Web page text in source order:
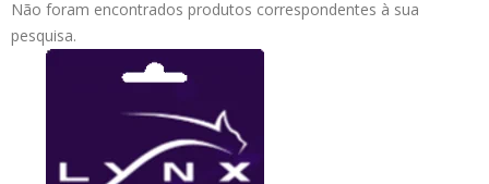
Não foram encontrados produtos correspondentes à sua
pesquisa.